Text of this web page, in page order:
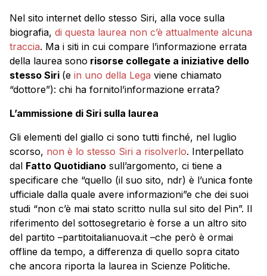
Nel sito internet dello stesso Siri, alla voce sulla
biografia, di questa laurea non c’è attualmente alcuna
traccia. Ma i siti in cui compare l’informazione errata
della laurea sono risorse collegate a iniziative dello
stesso Siri (e in uno della Lega viene chiamato
“dottore”): chi ha fornitol’informazione errata?
L’ammissione di Siri sulla laurea
Gli elementi del giallo ci sono tutti finché, nel luglio
scorso, non è lo stesso Siri a risolverlo. Interpellato
dal Fatto Quotidiano sull’argomento, ci tiene a
specificare che “quello (il suo sito, ndr) è l’unica fonte
ufficiale dalla quale avere informazioni”e che dei suoi
studi “non c’è mai stato scritto nulla sul sito del Pin”. Il
riferimento del sottosegretario è forse a un altro sito
del partito –partitoitalianuova.it –che però è ormai
offline da tempo, a differenza di quello sopra citato
che ancora riporta la laurea in Scienze Politiche.